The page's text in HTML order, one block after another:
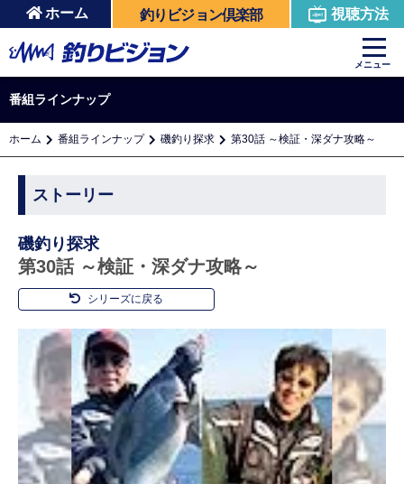
ホーム 釣りビジョン倶楽部 視聴方法
メニュー
番組ラインナップ
ホーム 番組ラインナップ 磯釣り探求 第30話 ～検証・深ダナ攻略～
ストーリー
磯釣り探求
第30話 ～検証・深ダナ攻略～
シリーズに戻る